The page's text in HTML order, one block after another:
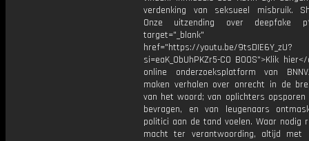
verdenking van seksueel misbruik.
Onze uitzending over deepfake
target="_blank"
href="https://youtu.be/9tsDIE6Y_zU?
si=eaK_0bUhPKZr5-CO BOOS">Klik
online onderzoeksplatform van
maken verhalen over onrecht in de
van het woord; van oplichters opsporen
bevragen, en van leugenaars
politici aan de tand voelen. Waar nodig
macht ter verantwoording, altijd met